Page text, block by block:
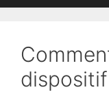
dispositif